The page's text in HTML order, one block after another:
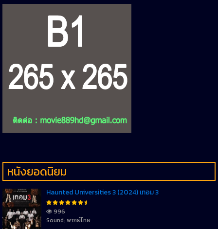
หนังยอดนิยม
Haunted Universities 3 (2024) เทอม 3
996
Sound: พากย์ไทย